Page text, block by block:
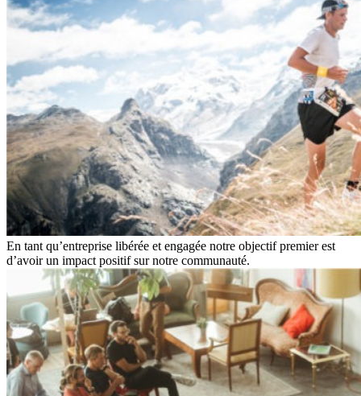
En tant qu’entreprise libérée et engagée notre objectif premier est
d’avoir un impact positif sur notre communauté.